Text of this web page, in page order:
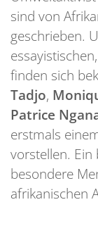
sind von
geschrieben.
finden sich
Tadjo,
Patrice
erstmals
vorstellen.
besondere
afrikanischen